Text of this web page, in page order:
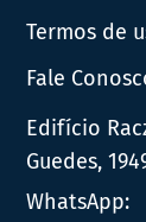
Termos de
Fale
Edifício
Guedes,
WhatsApp: